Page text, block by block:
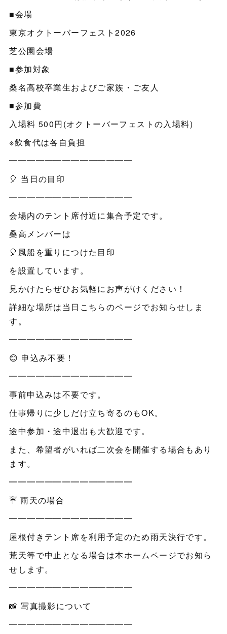
■会場
東京オクトーバーフェスト2026
芝公園会場
■参加対象
桑名高校卒業生およびご家族・ご友人
■参加費
入場料 500円(オクトーバーフェストの入場料)
※飲食代は各自負担
━━━━━━━━━━━━━━
🎈 当日の目印
━━━━━━━━━━━━━━
会場内のテント席付近に集合予定です。
桑高メンバーは
🎈風船を重りにつけた目印
を設置しています。
見かけたらぜひお気軽にお声がけください！
詳細な場所は当日こちらのページでお知らせしま
す。
━━━━━━━━━━━━━━
😊 申込み不要！
━━━━━━━━━━━━━━
事前申込みは不要です。
仕事帰りに少しだけ立ち寄るのもOK。
途中参加・途中退出も大歓迎です。
また、希望者がいれば二次会を開催する場合もあり
ます。
━━━━━━━━━━━━━━
☔ 雨天の場合
━━━━━━━━━━━━━━
屋根付きテント席を利用予定のため雨天決行です。
荒天等で中止となる場合は本ホームページでお知ら
せします。
━━━━━━━━━━━━━━
📸 写真撮影について
━━━━━━━━━━━━━━